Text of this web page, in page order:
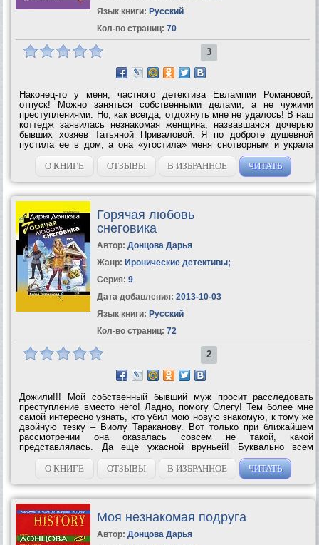
Язык книги: Русский
Кол-во страниц: 70
3
Наконец-то у меня, частного детектива Евлампии Романовой,
отпуск! Можно заняться собственными делами, а не чужими
преступлениями. Но, как всегда, отдохнуть мне не удалось! В наш
коттедж заявилась незнакомая женщина, назвавшаяся дочерью
бывших хозяев Татьяной Приваловой. Я по доброте душевной
пустила ее в дом, а она «угостила» меня снотворным и украла
вещи и деньги! Мой приятель Вовка Костин, осмотрев
оставленные воровкой пожитки,...
О КНИГЕ ОТЗЫВЫ В ИЗБРАННОЕ ЧИТАТЬ
Горячая любовь
снеговика
Автор: Донцова Дарья
Жанр: Иронические детективы;
Серия: 9
Дата добавления: 2013-10-03
Язык книги: Русский
Кол-во страниц: 72
2
Дожили!!! Мой собственный бывший муж просит расследовать
преступление вместо него! Ладно, помогу Олегу! Тем более мне
самой интересно узнать, кто убил мою новую знакомую, к тому же
двойную тезку – Виолу Тараканову. Вот только при ближайшем
рассмотрении она оказалась совсем не такой, какой
представлялась. Да еще ужасной вруньей! Буквально всем
наплела с три короба. Что за тайны скрыты в ее жизни? И при чем
здесь неведомая страна Монгото?...
О КНИГЕ ОТЗЫВЫ В ИЗБРАННОЕ ЧИТАТЬ
Моя незнакомая подруга
Автор: Донцова Дарья